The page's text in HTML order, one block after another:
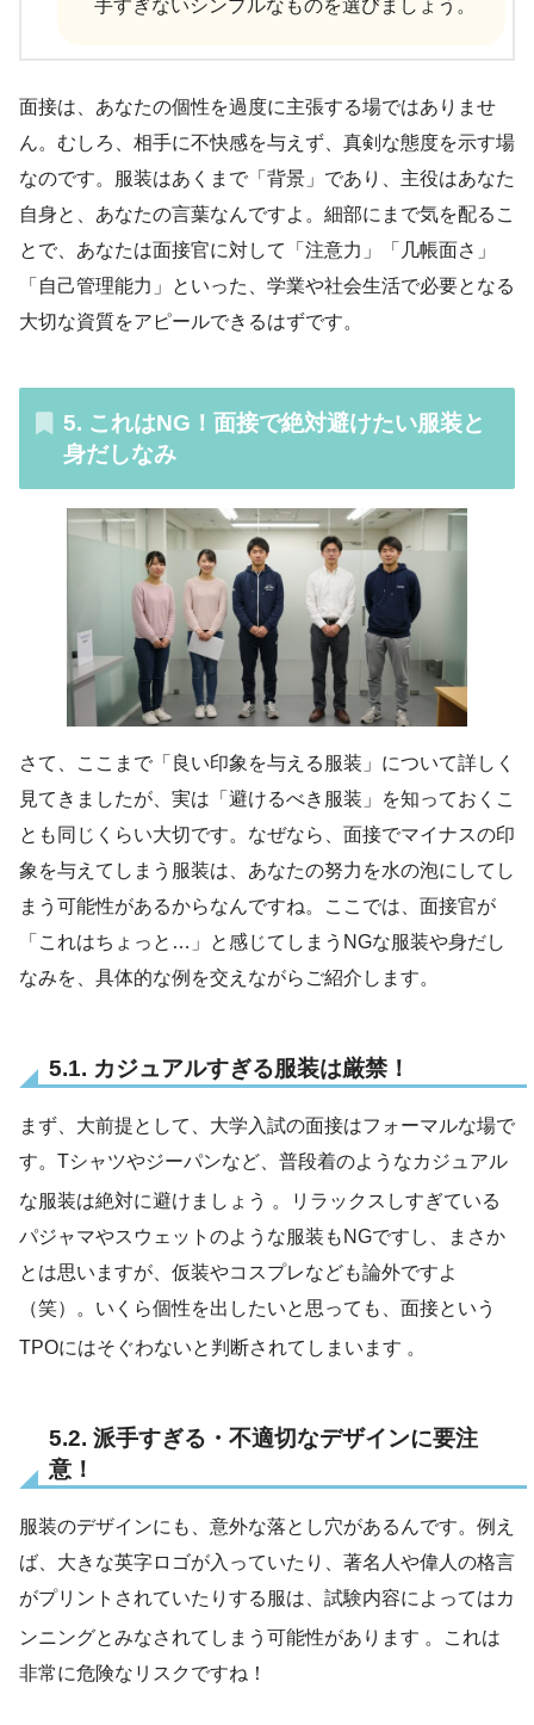
手すぎないシンプルなものを選びましょう。
面接は、あなたの個性を過度に主張する場ではありませ
ん。むしろ、相手に不快感を与えず、真剣な態度を示す場
なのです。服装はあくまで「背景」であり、主役はあなた
自身と、あなたの言葉なんですよ。細部にまで気を配るこ
とで、あなたは面接官に対して「注意力」「几帳面さ」
「自己管理能力」といった、学業や社会生活で必要となる
大切な資質をアピールできるはずです。
5. これはNG！面接で絶対避けたい服装と
身だしなみ
さて、ここまで「良い印象を与える服装」について詳しく
見てきましたが、実は「避けるべき服装」を知っておくこ
とも同じくらい大切です。なぜなら、面接でマイナスの印
象を与えてしまう服装は、あなたの努力を水の泡にしてし
まう可能性があるからなんですね。ここでは、面接官が
「これはちょっと…」と感じてしまうNGな服装や身だし
なみを、具体的な例を交えながらご紹介します。
5.1. カジュアルすぎる服装は厳禁！
まず、大前提として、大学入試の面接はフォーマルな場で
す。Tシャツやジーパンなど、普段着のようなカジュアル
な服装は絶対に避けましょう 。リラックスしすぎている
パジャマやスウェットのような服装もNGですし、まさか
とは思いますが、仮装やコスプレなども論外ですよ
（笑）。いくら個性を出したいと思っても、面接という
TPOにはそぐわないと判断されてしまいます 。
5.2. 派手すぎる・不適切なデザインに要注
意！
服装のデザインにも、意外な落とし穴があるんです。例え
ば、大きな英字ロゴが入っていたり、著名人や偉人の格言
がプリントされていたりする服は、試験内容によってはカ
ンニングとみなされてしまう可能性があります 。これは
非常に危険なリスクですね！